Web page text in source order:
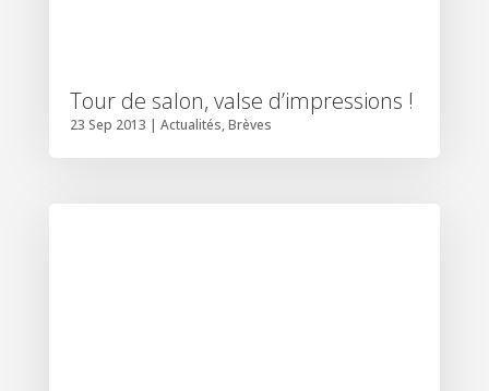
Tour de salon, valse d’impressions !
23 Sep 2013 | Actualités,Brèves